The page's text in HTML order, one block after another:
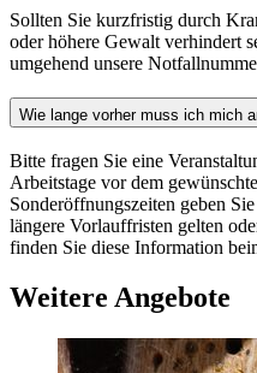
Sollten Sie kurzfristig durch
oder höhere Gewalt verhindert
umgehend unsere
Wie lange vorher muss ich mich
Bitte fragen Sie eine
Arbeitstage vor dem
Sonderöffnungszeiten geben
längere Vorlauffristen gelten
finden Sie diese Information
Weitere Angebote